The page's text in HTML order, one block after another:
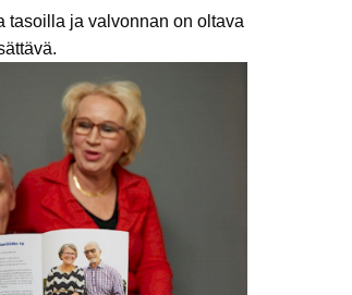
tasoilla ja valvonnan on oltava